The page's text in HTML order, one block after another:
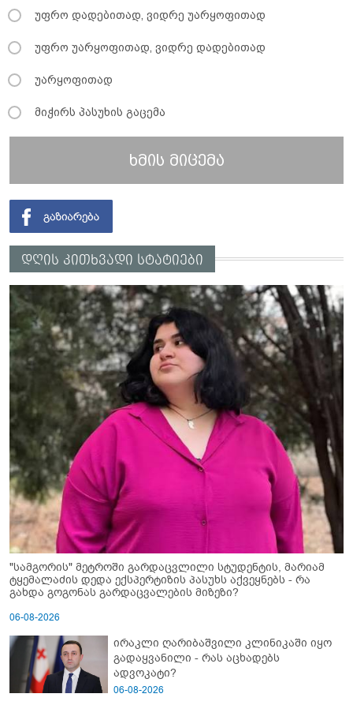
უფრო დადებითად, ვიდრე უარყოფითად
უფრო უარყოფითად, ვიდრე დადებითად
უარყოფითად
მიჭირს პასუხის გაცემა
ხმის მიცემა
დღის კითხვადი სტატიები
"სამგორის" მეტროში გარდაცვლილი სტუდენტის, მარიამ
ტყემალაძის დედა ექსპერტიზის პასუხს აქვეყნებს - რა
გახდა გოგონას გარდაცვალების მიზეზი?
06-08-2026
ირაკლი ღარიბაშვილი კლინიკაში იყო
გადაყვანილი - რას აცხადებს
ადვოკატი?
06-08-2026